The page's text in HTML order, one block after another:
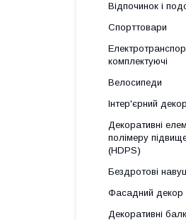
Відпочинок і
Спорттовари
комплектуючі
Велосипеди
Інтер'єрний декор
Декоративні
полімеру
(HDPS)
Бездротові
Фасадний декор
Декоративні